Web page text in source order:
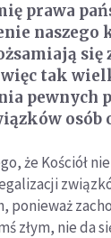
prawa
naszego
tak
pewnych
osób
że Kościół
ponieważ
złym, nie da